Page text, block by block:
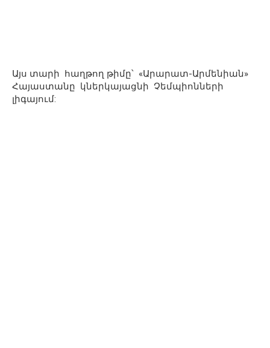
Այս տարի հաղթող թիմը՝ «Արարատ-Արմենիան»
Հայաստանը կներկայացնի Չեմպիոնների
լիգայում: